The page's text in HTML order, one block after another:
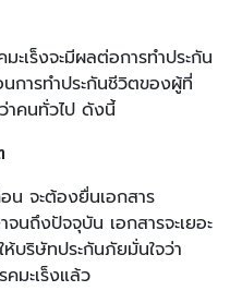
ะเร็งจะมีผลต่อการทำประกัน
การทำประกันชีวิตของผู้ที่
าคนทั่วไป ดังนี้
น จะต้องยื่นเอกสาร
นถึงปัจจุบัน เอกสารจะเยอะ
บริษัทประกันภัยมั่นใจว่า
มะเร็งแล้ว